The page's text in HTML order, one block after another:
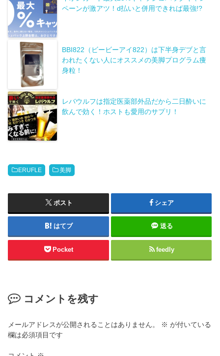
ペーンが激アツ！d払いと併用できれば最強!?
BBI822（ビービーアイ822）は下半身デブと言
われたくない人にオススメの美脚プログラム痩
身粒！
レバウルフは指定医薬部外品だから二日酔いに
飲んで効く！ホストも愛用のサプリ！
ERUFLE 美脚
ポスト シェア
はてブ 送る
Pocket feedly
コメントを残す
メールアドレスが公開されることはありません。 ※ が付いている
欄は必須項目です